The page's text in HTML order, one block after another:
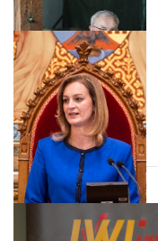
TÁMOGATÓI
TARTALOM
Családi
vállalkozások